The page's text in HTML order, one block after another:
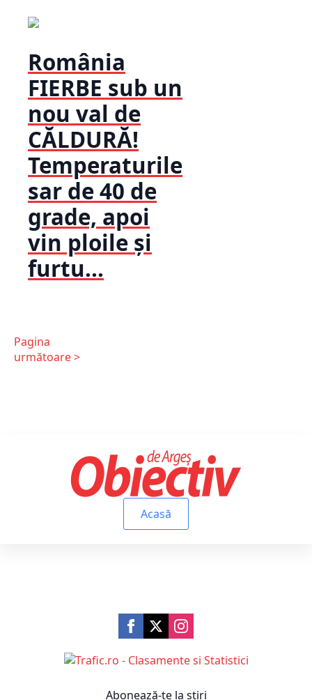
România
FIERBE sub un
nou val de
CĂLDURĂ!
Temperaturile
sar de 40 de
grade, apoi
vin ploile și
furtu...
Pagina
următoare >
Acasă
Abonează-te la știri